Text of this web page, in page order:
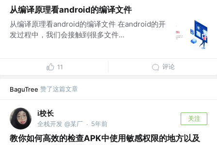
从编译原理看android的编译文件
从编译原理看android的编译文件 在android的开
发过程中，我们会接触到很多文件...
11 评论
BaguTree 赞了这篇文章
i校长
全栈开发 @某厂 · 5年前
关注
教你如何高效的检查APK中使用敏感权限的地方以及